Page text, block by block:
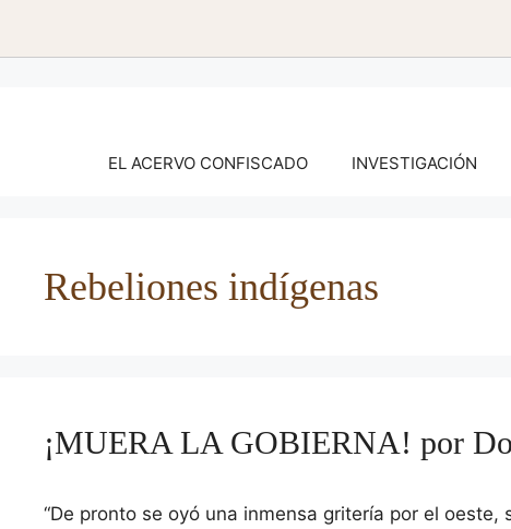
EL ACERVO CONFISCADO INVESTIGACIÓN
Rebeliones indígenas
¡MUERA LA GOBIERNA! por
“De pronto se oyó una inmensa gritería por el